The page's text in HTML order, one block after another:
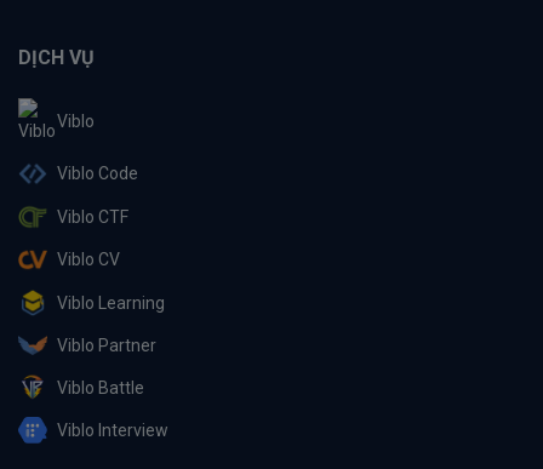
DỊCH VỤ
Viblo
Viblo Code
Viblo CTF
Viblo CV
Viblo Learning
Viblo Partner
Viblo Battle
Viblo Interview